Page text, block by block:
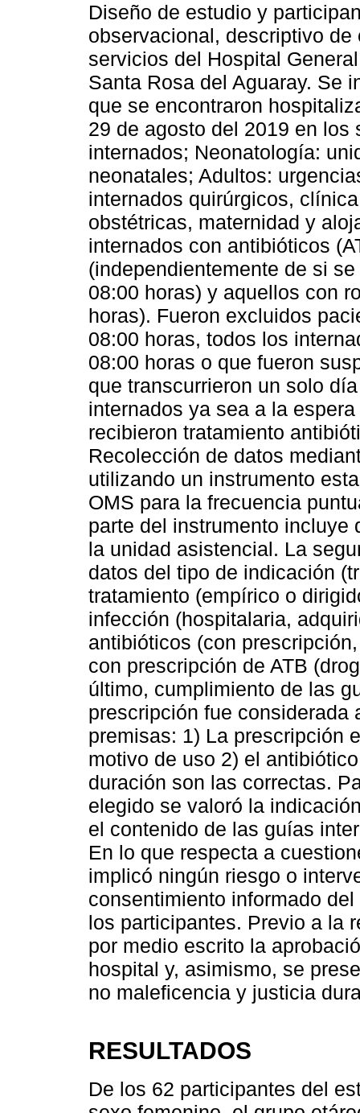
Diseño de estudio y
observacional, descriptivo
servicios del Hospital
Santa Rosa del Aguaray. Se
que se encontraron
29 de agosto del 2019 en
internados; Neonatología:
neonatales; Adultos:
internados quirúrgicos,
obstétricas, maternidad y
internados con antibióticos
(independientemente de si
08:00 horas) y aquellos con
horas). Fueron excluidos
08:00 horas, todos los
08:00 horas o que fueron
que transcurrieron un solo
internados ya sea a la
recibieron tratamiento
Recolección de datos
utilizando un instrumento
OMS para la frecuencia
parte del instrumento incluye
la unidad asistencial. La
datos del tipo de indicación
tratamiento (empírico o
infección (hospitalaria,
antibióticos (con
con prescripción de ATB
último, cumplimiento de las
prescripción fue
premisas: 1) La prescripción
motivo de uso 2) el
duración son las correctas.
elegido se valoró la
el contenido de las guías
En lo que respecta a
implicó ningún riesgo o
consentimiento informado
los participantes. Previo a la
por medio escrito la
hospital y, asimismo, se
no maleficencia y justicia
RESULTADOS
De los 62 participantes del